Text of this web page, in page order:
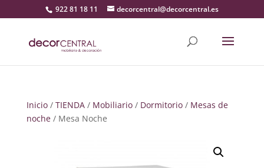
922 81 18 11 decorcentral@decorcentral.es
Inicio/ TIENDA/ Mobiliario/ Dormitorio/ Mesas de
noche/ Mesa Noche